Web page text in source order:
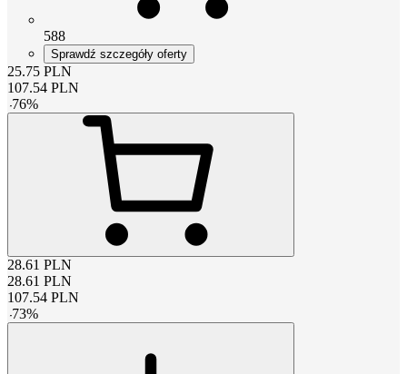
588
Sprawdź szczegóły oferty
25.75 PLN
107.54 PLN
-76%
28.61 PLN
28.61 PLN
107.54 PLN
-73%